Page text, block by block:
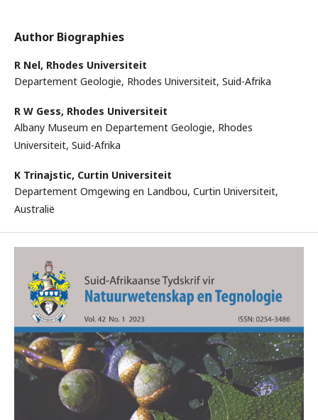
Author Biographies
R Nel, Rhodes Universiteit
Departement Geologie, Rhodes Universiteit, Suid-Afrika
R W Gess, Rhodes Universiteit
Albany Museum en Departement Geologie, Rhodes
Universiteit, Suid-Afrika
K Trinajstic, Curtin Universiteit
Departement Omgewing en Landbou, Curtin Universiteit,
Australië